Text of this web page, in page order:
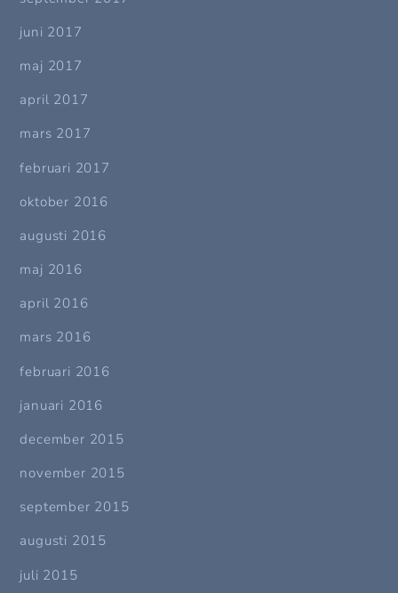
juni 2017
maj 2017
april 2017
mars 2017
februari 2017
oktober 2016
augusti 2016
maj 2016
april 2016
mars 2016
februari 2016
januari 2016
december 2015
november 2015
september 2015
augusti 2015
juli 2015